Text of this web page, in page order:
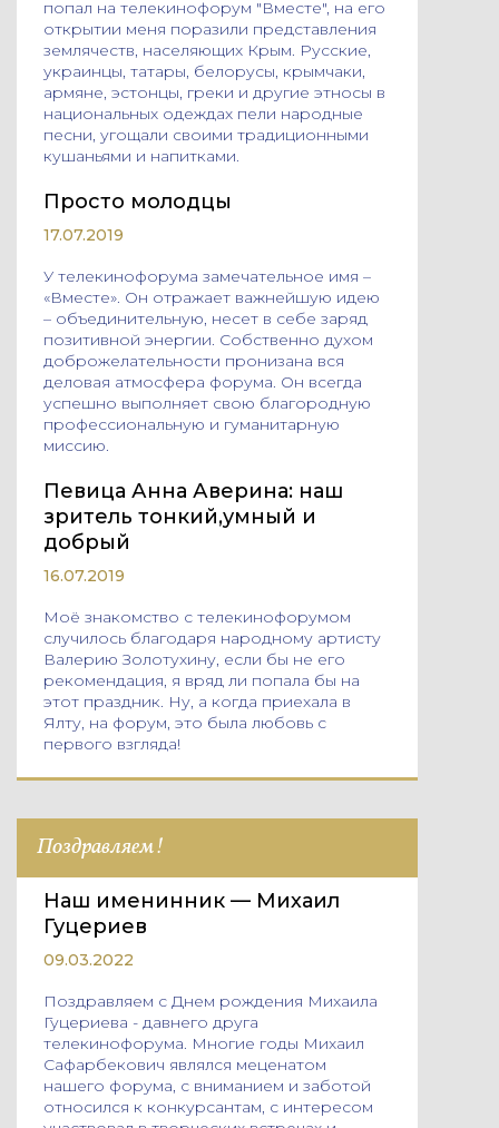
попал на телекинофорум "Вместе", на его
открытии меня поразили представления
землячеств, населяющих Крым. Русские,
украинцы, татары, белорусы, крымчаки,
армяне, эстонцы, греки и другие этносы в
национальных одеждах пели народные
песни, угощали своими традиционными
кушаньями и напитками.
Просто молодцы
17.07.2019
У телекинофорума замечательное имя –
«Вместе». Он отражает важнейшую идею
– объединительную, несет в себе заряд
позитивной энергии. Собственно духом
доброжелательности пронизана вся
деловая атмосфера форума. Он всегда
успешно выполняет свою благородную
профессиональную и гуманитарную
миссию.
Певица Анна Аверина: наш
зритель тонкий,умный и
добрый
16.07.2019
Моё знакомство с телекинофорумом
случилось благодаря народному артисту
Валерию Золотухину, если бы не его
рекомендация, я вряд ли попала бы на
этот праздник. Ну, а когда приехала в
Ялту, на форум, это была любовь с
первого взгляда!
Поздравляем!
Наш именинник — Михаил
Гуцериев
09.03.2022
Поздравляем с Днем рождения Михаила
Гуцериева - давнего друга
телекинофорума. Многие годы Михаил
Сафарбекович являлся меценатом
нашего форума, с вниманием и заботой
относился к конкурсантам, с интересом